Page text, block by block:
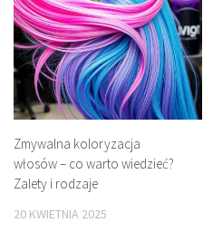
Zmywalna koloryzacja
włosów – co warto wiedzieć?
Zalety i rodzaje
20 KWIETNIA 2025